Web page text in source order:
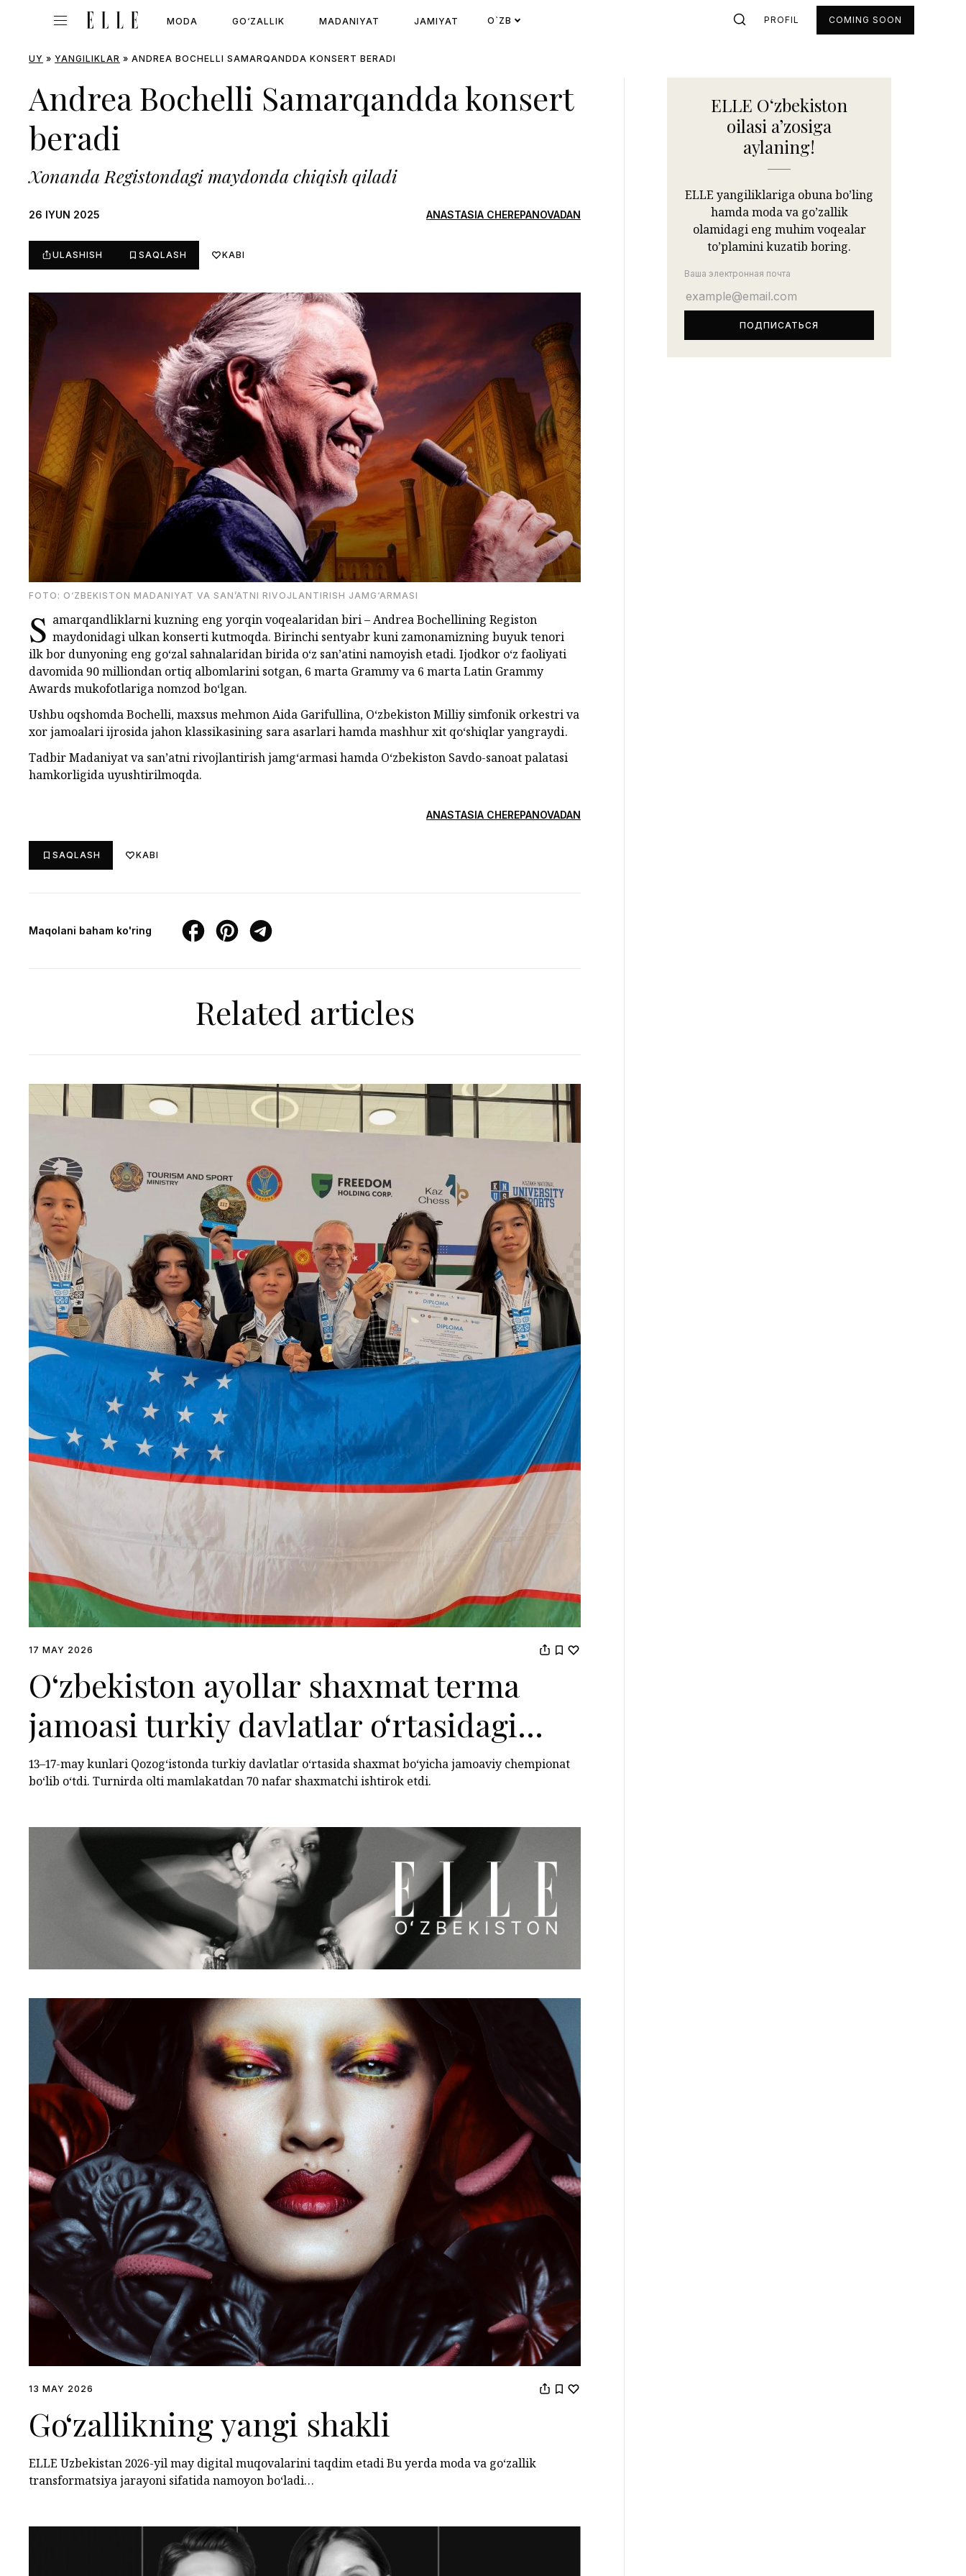
MODA GO‘ZALLIK MADANIYAT JAMIYAT O`ZB PROFIL COMING SOON
UY » YANGILIKLAR » ANDREA BOCHELLI SAMARQANDDA KONSERT BERADI
Andrea Bochelli Samarqandda konsert
beradi
Xonanda Registondagi maydonda chiqish qiladi
26 IYUN 2025 ANASTASIA CHEREPANOVADAN
ULASHISH SAQLASH KABI
FOTO: O‘ZBEKISTON MADANIYAT VA SAN’ATNI RIVOJLANTIRISH JAMG‘ARMASI
S amarqandliklarni kuzning eng yorqin voqealaridan biri – Andrea Bochellining Registon
maydonidagi ulkan konserti kutmoqda. Birinchi sentyabr kuni zamonamizning buyuk tenori
ilk bor dunyoning eng go‘zal sahnalaridan birida o‘z san’atini namoyish etadi. Ijodkor o‘z faoliyati
davomida 90 milliondan ortiq albomlarini sotgan, 6 marta Grammy va 6 marta Latin Grammy
Awards mukofotlariga nomzod bo‘lgan.
Ushbu oqshomda Bochelli, maxsus mehmon Aida Garifullina, O‘zbekiston Milliy simfonik orkestri va
xor jamoalari ijrosida jahon klassikasining sara asarlari hamda mashhur xit qo‘shiqlar yangraydі.
Tadbir Madaniyat va san’atni rivojlantirish jamg‘armasi hamda O‘zbekiston Savdo-sanoat palatasi
hamkorligida uyushtirilmoqda.
ANASTASIA CHEREPANOVADAN
SAQLASH KABI
Maqolani baham ko'ring
Related articles
17 MAY 2026
O‘zbekiston ayollar shaxmat terma
jamoasi turkiy davlatlar o‘rtasidagi
chempionatda uchinchi o‘rinni
13–17-may kunlari Qozog‘istonda turkiy davlatlar o‘rtasida shaxmat bo‘yicha jamoaviy chempionat
bo‘lib o‘tdi. Turnirda olti mamlakatdan 70 nafar shaxmatchi ishtirok etdi.
13 MAY 2026
Go‘zallikning yangi shakli
ELLE Uzbekistan 2026-yil may digital muqovalarini taqdim etadi Bu yerda moda va go‘zallik
transformatsiya jarayoni sifatida namoyon bo‘ladi…
ELLE Oʻzbekiston
oilasi aʼzosiga
aylaning!
ELLE yangiliklariga obuna bo’ling
hamda moda va go’zallik
olamidagi eng muhim voqealar
to’plamini kuzatib boring.
Ваша электронная почта